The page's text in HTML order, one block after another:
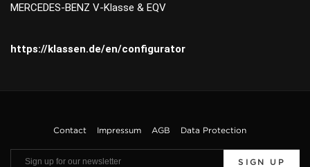
MERCEDES-BENZ V-Klasse & EQV
https://klassen.de/en/configurator
Contact Impressum AGB Data Protection
SIGN UP